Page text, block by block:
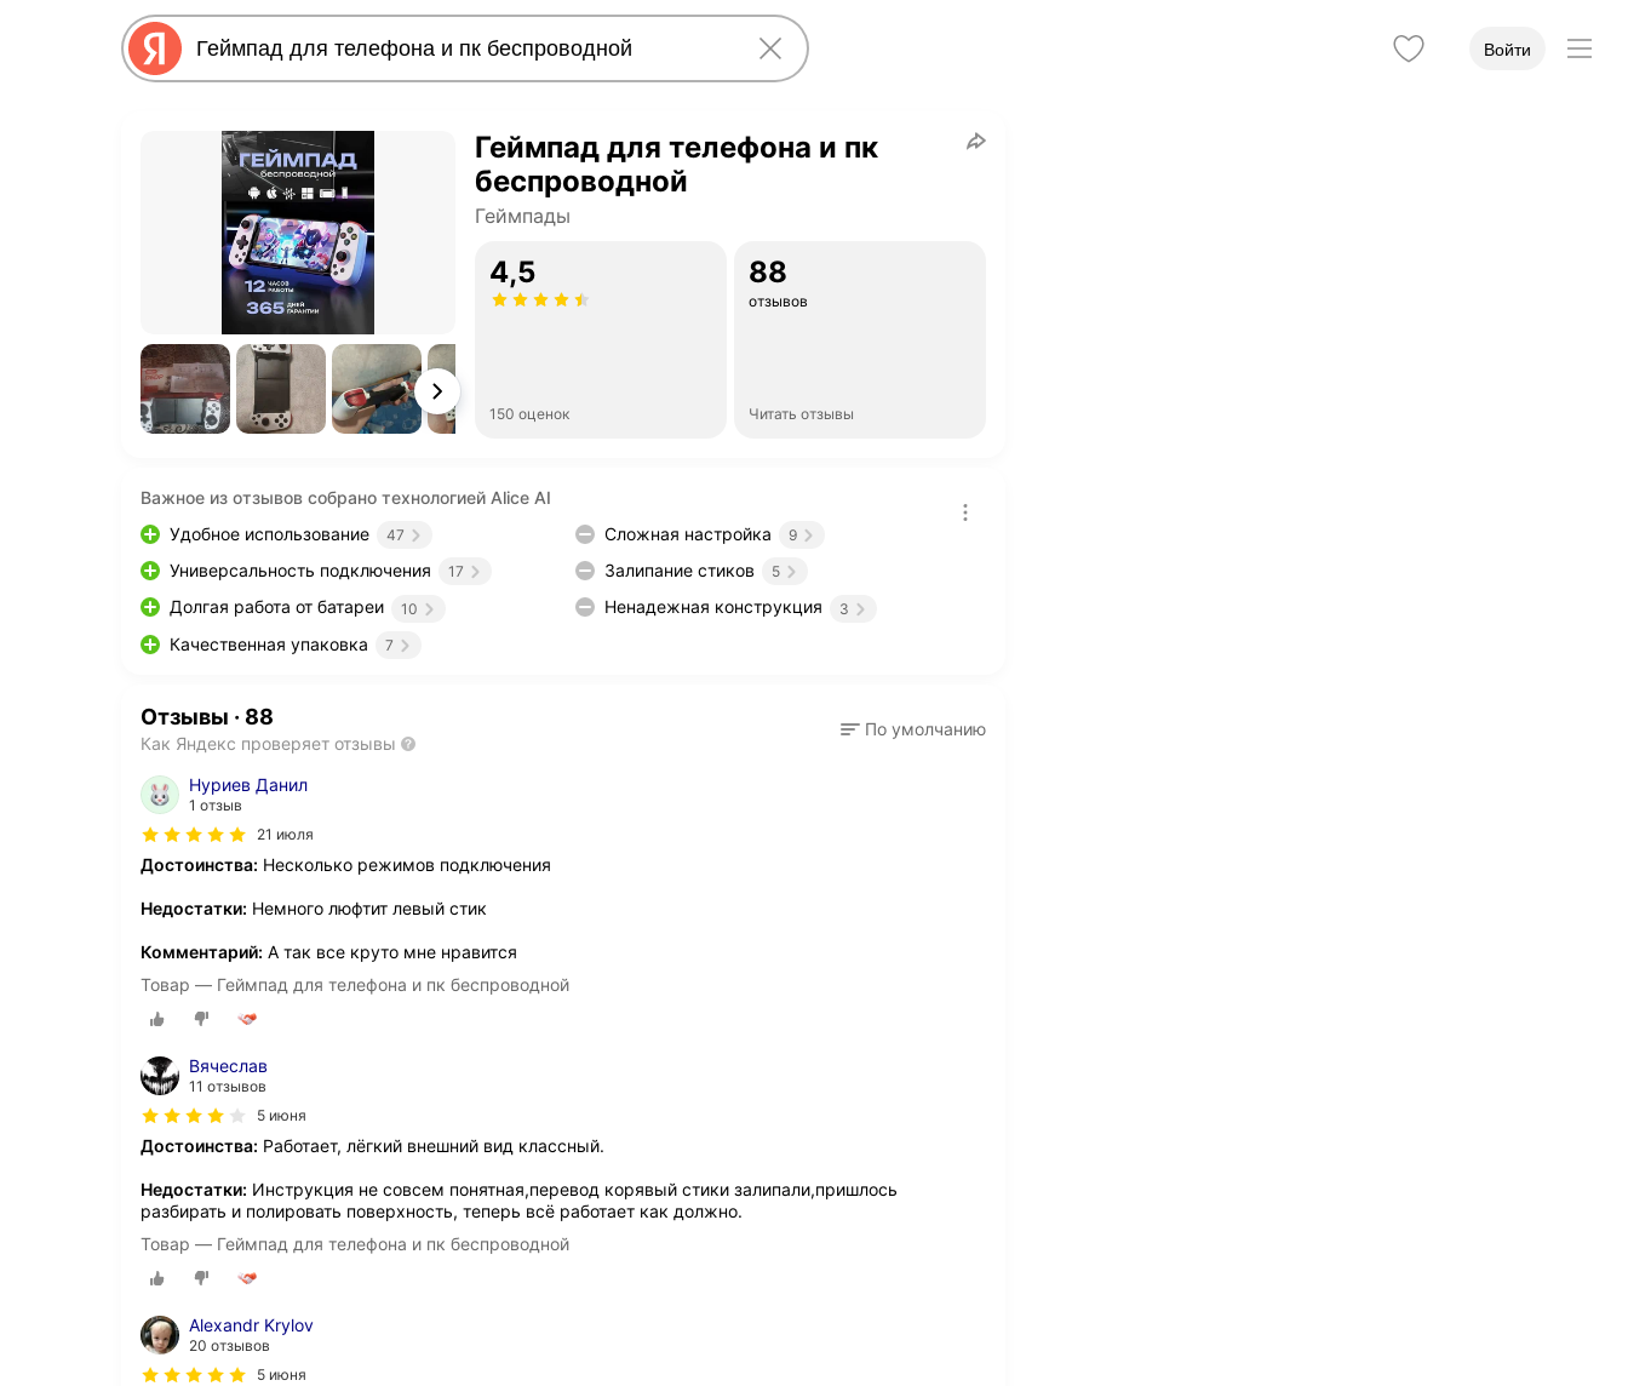
Войти
Геймпад для телефона и пк
беспроводной
Геймпады
4,5
150 оценок
88
отзывов
Читать отзывы
Важное из отзывов собрано технологией Alice AI
Удобное использование
47
Универсальность подключения 17
Долгая работа от батареи 10
Качественная упаковка 7
Сложная настройка 9
Залипание стиков 5
Ненадежная конструкция 3
Отзывы · 88
Как Яндекс проверяет отзывы
По умолчанию
Нуриев Данил
1 отзыв
21 июля
Достоинства: Несколько режимов подключения
Недостатки: Немного люфтит левый стик
Комментарий: А так все круто мне нравится
Товар — Геймпад для телефона и пк беспроводной
Вячеслав
11 отзывов
5 июня
Достоинства: Работает, лёгкий внешний вид классный.
Недостатки: Инструкция не совсем понятная,перевод корявый стики залипали,пришлось
разбирать и полировать поверхность, теперь всё работает как должно.
Товар — Геймпад для телефона и пк беспроводной
Alexandr Krylov
20 отзывов
5 июня